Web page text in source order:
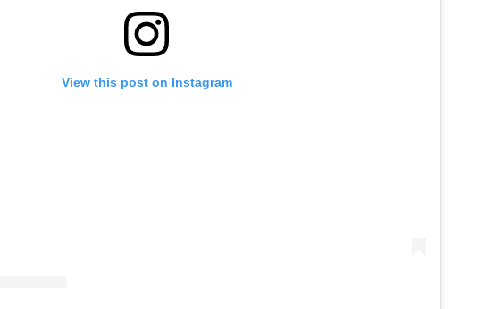
View this post on Instagram